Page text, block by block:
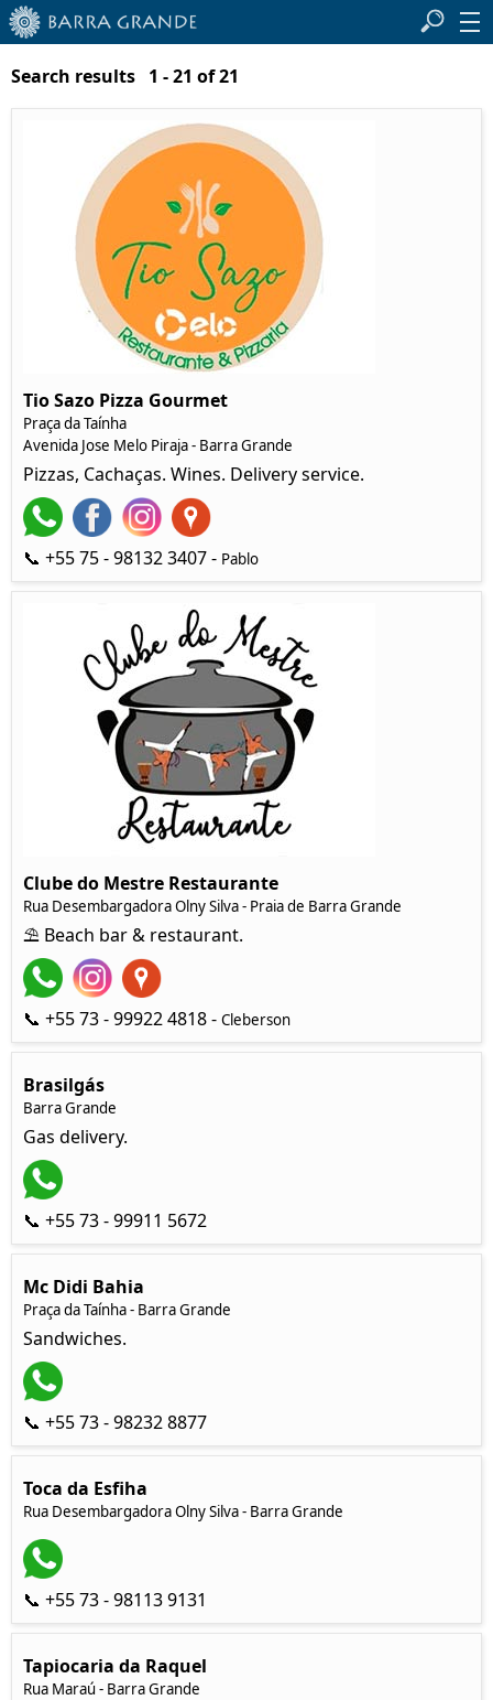
Search results 1 - 21 of 21
Tio Sazo Pizza Gourmet
Praça da Taínha
Avenida Jose Melo Piraja - Barra Grande
Pizzas, Cachaças. Wines. Delivery service.
📞 +55 75 - 98132 3407 - Pablo
Clube do Mestre Restaurante
Rua Desembargadora Olny Silva - Praia de Barra Grande
⛱ Beach bar & restaurant.
📞 +55 73 - 99922 4818 - Cleberson
Brasilgás
Barra Grande
Gas delivery.
📞 +55 73 - 99911 5672
Mc Didi Bahia
Praça da Taínha - Barra Grande
Sandwiches.
📞 +55 73 - 98232 8877
Toca da Esfiha
Rua Desembargadora Olny Silva - Barra Grande
📞 +55 73 - 98113 9131
Tapiocaria da Raquel
Rua Maraú - Barra Grande